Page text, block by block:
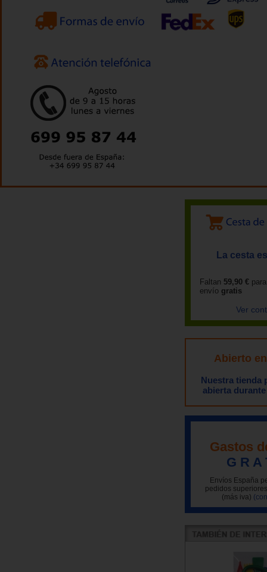
La cesta
Faltan 59,90 €
envío gratis
Ver
Abierto
Nuestra tienda
abierta
Gastos
G R A
Envíos España
pedidos
(más iva)